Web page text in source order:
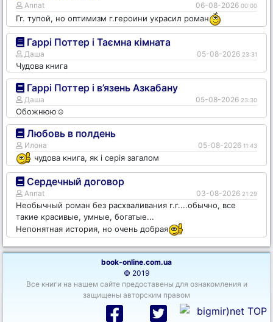
Annat 06-08-2026 00:00
Гг. тупой, но оптимизм г.героини украсил роман
Гаррі Поттер і Таємна кімната
Даша 05-08-2026 23:31
Чудова книга
Гаррі Поттер і в’язень Азкабану
Даша 05-08-2026 23:30
Обожнюю☺️
Любовь в полдень
Илона 05-08-2026 11:43
чудова книга, як і серія загалом
Сердечный договор
Annat 03-08-2026 21:29
Необычный роман без расхваливания г.г....обычно, все
такие красивые, умные, богатые...
Непонятная история, но очень добрая
book-online.com.ua
© 2019
Все книги на нашем сайте предоставены для ознакомления и
защищены авторским правом